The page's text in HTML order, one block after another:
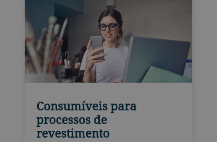
Consumíveis para
processos de
revestimento